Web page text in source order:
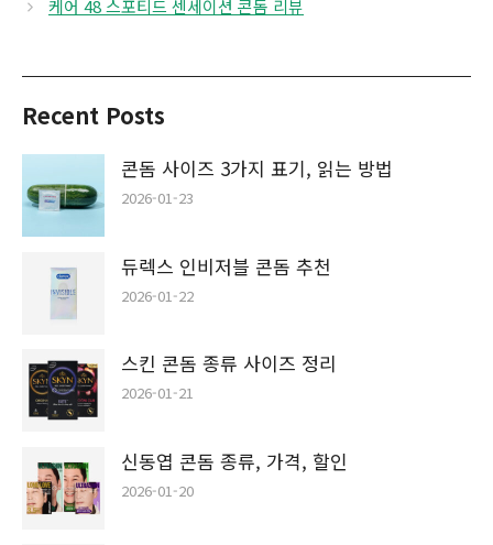
케어 48 스포티드 센세이션 콘돔 리뷰
Recent Posts
콘돔 사이즈 3가지 표기, 읽는 방법
2026-01-23
듀렉스 인비저블 콘돔 추천
2026-01-22
스킨 콘돔 종류 사이즈 정리
2026-01-21
신동엽 콘돔 종류, 가격, 할인
2026-01-20